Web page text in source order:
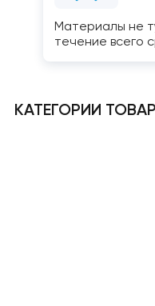
Материалы не
течение всего
КАТЕГОРИИ